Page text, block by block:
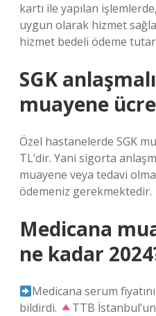
kartı ile yapılan
uygun olarak hizmet
hizmet bedeli ödeme
SGK
muayene
Özel hastanelerde SGK
TL’dir. Yani sigorta
muayene veya tedavi
ödemeniz gerekmektedir.
Medicana
ne kadar
Medicana serum
bildirdi.
TTB